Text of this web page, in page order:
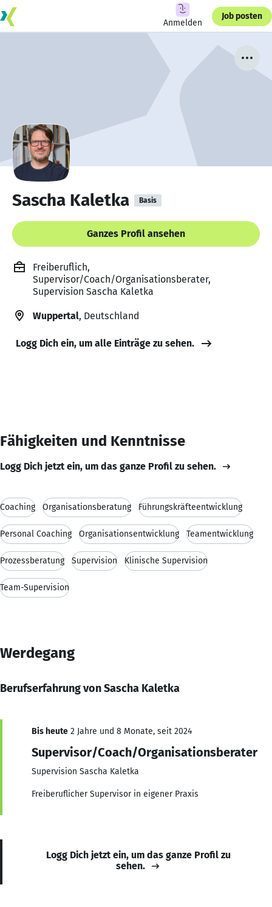
Anmelden
Job posten
Sascha Kaletka Basis
Ganzes Profil ansehen
Freiberuflich,
Supervisor/Coach/Organisationsberater,
Supervision Sascha Kaletka
Wuppertal, Deutschland
Logg Dich ein, um alle Einträge zu sehen.
Fähigkeiten und Kenntnisse
Logg Dich jetzt ein, um das ganze Profil zu sehen.
Coaching Organisationsberatung Führungskräfteentwicklung
Personal Coaching Organisationsentwicklung Teamentwicklung
Prozessberatung Supervision Klinische Supervision
Team-Supervision
Werdegang
Berufserfahrung von Sascha Kaletka
Bis heute 2 Jahre und 8 Monate, seit 2024
Supervisor/Coach/Organisationsberater
Supervision Sascha Kaletka
Freiberuflicher Supervisor in eigener Praxis
Logg Dich jetzt ein, um das ganze Profil zu
sehen.